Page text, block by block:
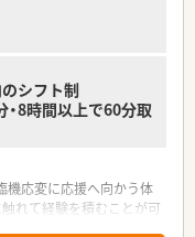
シフト制
8時間以上で60分取
応変に応援へ向かう体
れて経験を積むことが可